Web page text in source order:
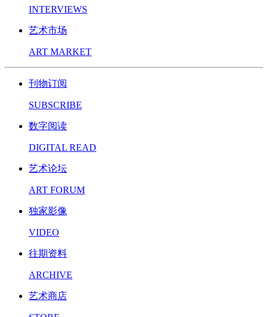
INTERVIEWS
艺术市场
ART MARKET
刊物订阅
SUBSCRIBE
数字阅读
DIGITAL READ
艺术论坛
ART FORUM
独家影像
VIDEO
往期资料
ARCHIVE
艺术商店